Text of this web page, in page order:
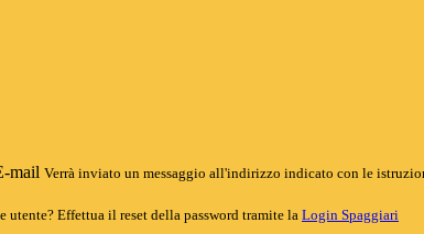
mail Verrà inviato un messaggio all'indirizzo indicato con le
utente? Effettua il reset della password tramite la Login Spaggiari